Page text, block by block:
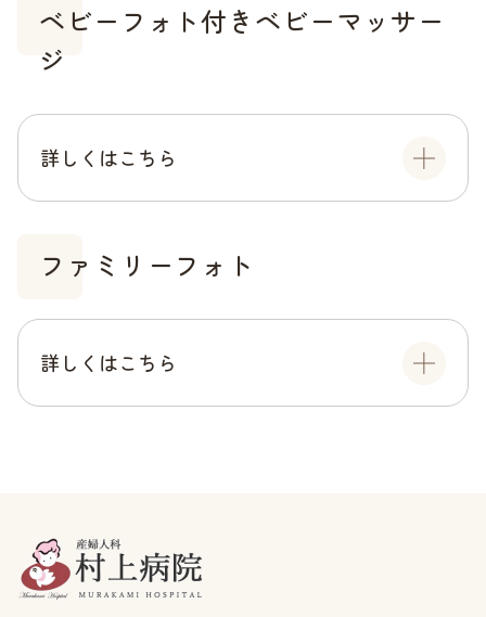
ベビーフォト付きベビーマッサー
ジ
詳しくはこちら
ファミリーフォト
詳しくはこちら